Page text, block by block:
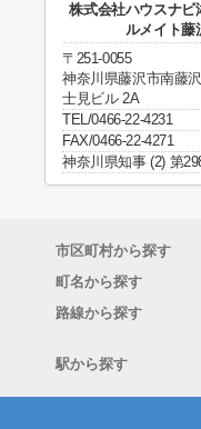
株式会社ハウスナ
ルメイト藤
〒251-0055
神奈川県藤沢市南藤
士見ビル 2A
TEL/0466-22-4231
FAX/0466-22-4271
神奈川県知事 (2) 第
市区町村から探す
町名から探す
路線から探す
駅から探す